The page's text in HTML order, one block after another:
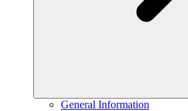
General Information